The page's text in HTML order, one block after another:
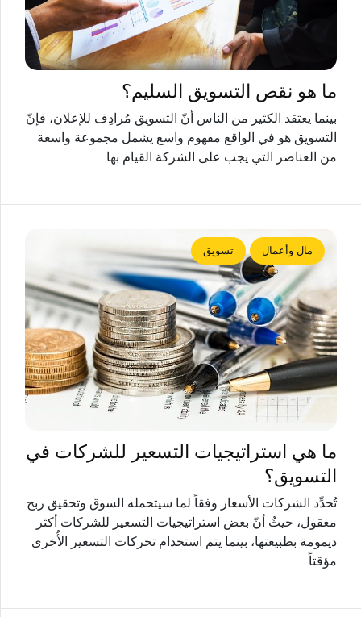
ما هو نقص التسويق السليم؟
بينما يعتقد الكثير من الناس أنّ التسويق مُرادِف للإعلان، فإنّ
التسويق هو في الواقع مفهوم واسع يشمل مجموعة واسعة
من العناصر التي يجب على الشركة القيام بها
مال وأعمال تسويق
ما هي استراتيجيات التسعير للشركات في
التسويق؟
تُحدِّد الشركات الأسعار وفقاً لما سيتحمله السوق وتحقيق ربح
معقول، حيثُ أنّ بعض استراتيجيات التسعير للشركات أكثر
ديمومة بطبيعتها، بينما يتم استخدام تحركات التسعير الأُخرى
مؤقتاً